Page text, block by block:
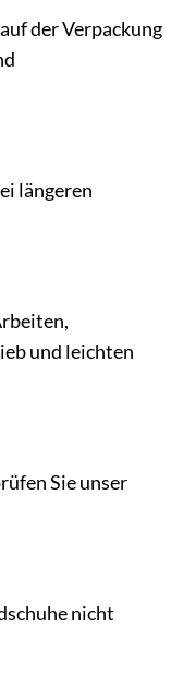
der Verpackung
längeren
und leichten
Sie unser
nicht